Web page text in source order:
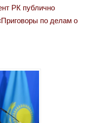
РК публично
по делам о